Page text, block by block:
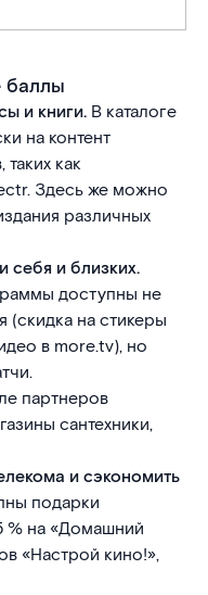
баллы
и книги. В каталоге
на контент
как
Здесь же можно
различных
себя и близких.
доступны не
(скидка на стикеры
в more.tv), но
партнеров
сантехники,
и сэкономить
подарки
% на «Домашний
«Настрой кино!»,